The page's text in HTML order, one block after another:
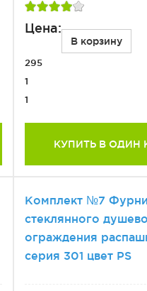
Цена:
В корзину
295
1
1
КУПИТЬ В ОДИН
Комплект №7
стеклянного
ограждения
серия 301 цвет PS